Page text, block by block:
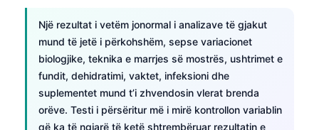
Një rezultat i vetëm jonormal i analizave të gjakut
mund të jetë i përkohshëm, sepse variacionet
biologjike, teknika e marrjes së mostrës, ushtrimet e
fundit, dehidratimi, vaktet, infeksioni dhe
suplementet mund t’i zhvendosin vlerat brenda
orëve. Testi i përsëritur më i mirë kontrollon variablin
që ka të ngjarë të ketë shtrembëruar rezultatin e